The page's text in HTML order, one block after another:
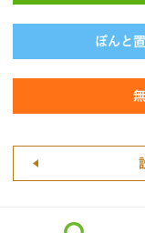
ぽんと